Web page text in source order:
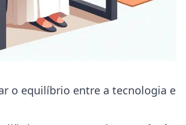
o equilíbrio entre a tecnologia e